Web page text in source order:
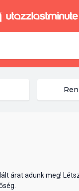
árat adunk meg!